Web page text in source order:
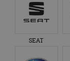
SEAT